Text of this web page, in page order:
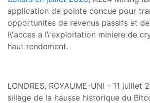
application de pointe concue pour
opportunites de revenus passifs et
l\'acces a l\'exploitation miniere de
haut rendement.
LONDRES, ROYAUME-UNI - 11 juillet
sillage de la hausse historique du